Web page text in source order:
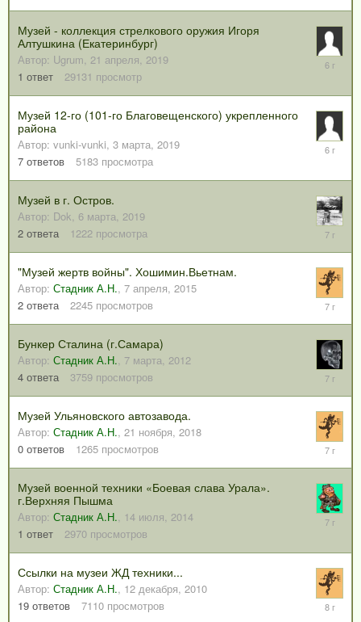
2025
Музей - коллекция стрелкового оружия Игоря
Алтушкина (Екатеринбург)
Автор: Ugrum, 21 апреля, 2019
1 ответ 29131 просмотр
19
Музей 12-го (101-го Благовещенского) укрепленного
района
Автор: vunki-vunki, 3 марта, 2019
7 ответов 5183 просмотра
18
Музей в г. Остров.
Автор: Dok, 6 марта, 2019
2 ответа 1222 просмотра
2019
"Музей жертв войны". Хошимин.Вьетнам.
Автор: Стадник А.Н., 7 апреля, 2015
2 ответа 2245 просмотров
17
2019
Бункер Сталина (г.Самара)
Автор: Стадник А.Н., 7 марта, 2012
4 ответа 3759 просмотров
12
2019
Музей Ульяновского автозавода.
Автор: Стадник А.Н., 21 ноября, 2018
0 ответов 1265 просмотров
21
2018
Музей военной техники «Боевая слава Урала».
г.Верхняя Пышма
Автор: Стадник А.Н., 14 июля, 2014
1 ответ 2970 просмотров
23
Ссылки на музеи ЖД техники...
Автор: Стадник А.Н., 12 декабря, 2010
19 ответов 7110 просмотров
25